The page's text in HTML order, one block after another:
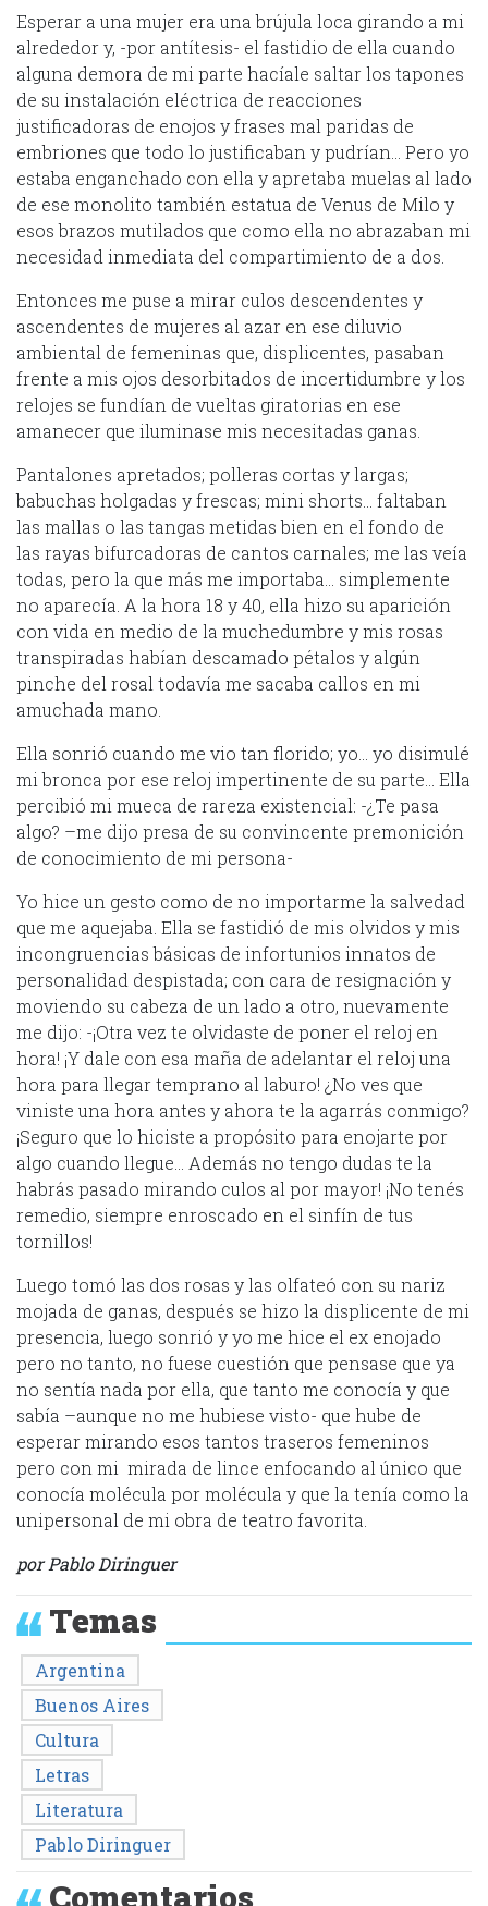
Esperar a una mujer era una brújula loca girando a mi
alrededor y, -por antítesis- el fastidio de ella cuando
alguna demora de mi parte hacíale saltar los tapones
de su instalación eléctrica de reacciones
justificadoras de enojos y frases mal paridas de
embriones que todo lo justificaban y pudrían… Pero yo
estaba enganchado con ella y apretaba muelas al lado
de ese monolito también estatua de Venus de Milo y
esos brazos mutilados que como ella no abrazaban mi
necesidad inmediata del compartimiento de a dos.
Entonces me puse a mirar culos descendentes y
ascendentes de mujeres al azar en ese diluvio
ambiental de femeninas que, displicentes, pasaban
frente a mis ojos desorbitados de incertidumbre y los
relojes se fundían de vueltas giratorias en ese
amanecer que iluminase mis necesitadas ganas.
Pantalones apretados; polleras cortas y largas;
babuchas holgadas y frescas; mini shorts… faltaban
las mallas o las tangas metidas bien en el fondo de
las rayas bifurcadoras de cantos carnales; me las veía
todas, pero la que más me importaba… simplemente
no aparecía. A la hora 18 y 40, ella hizo su aparición
con vida en medio de la muchedumbre y mis rosas
transpiradas habían descamado pétalos y algún
pinche del rosal todavía me sacaba callos en mi
amuchada mano.
Ella sonrió cuando me vio tan florido; yo… yo disimulé
mi bronca por ese reloj impertinente de su parte… Ella
percibió mi mueca de rareza existencial: -¿Te pasa
algo? –me dijo presa de su convincente premonición
de conocimiento de mi persona-
Yo hice un gesto como de no importarme la salvedad
que me aquejaba. Ella se fastidió de mis olvidos y mis
incongruencias básicas de infortunios innatos de
personalidad despistada; con cara de resignación y
moviendo su cabeza de un lado a otro, nuevamente
me dijo: -¡Otra vez te olvidaste de poner el reloj en
hora! ¡Y dale con esa maña de adelantar el reloj una
hora para llegar temprano al laburo! ¿No ves que
viniste una hora antes y ahora te la agarrás conmigo?
¡Seguro que lo hiciste a propósito para enojarte por
algo cuando llegue… Además no tengo dudas te la
habrás pasado mirando culos al por mayor! ¡No tenés
remedio, siempre enroscado en el sinfín de tus
tornillos!
Luego tomó las dos rosas y las olfateó con su nariz
mojada de ganas, después se hizo la displicente de mi
presencia, luego sonrió y yo me hice el ex enojado
pero no tanto, no fuese cuestión que pensase que ya
no sentía nada por ella, que tanto me conocía y que
sabía –aunque no me hubiese visto- que hube de
esperar mirando esos tantos traseros femeninos
pero con mi mirada de lince enfocando al único que
conocía molécula por molécula y que la tenía como la
unipersonal de mi obra de teatro favorita.
por Pablo Diringuer
Temas
Argentina
Buenos Aires
Cultura
Letras
Literatura
Pablo Diringuer
Comentarios